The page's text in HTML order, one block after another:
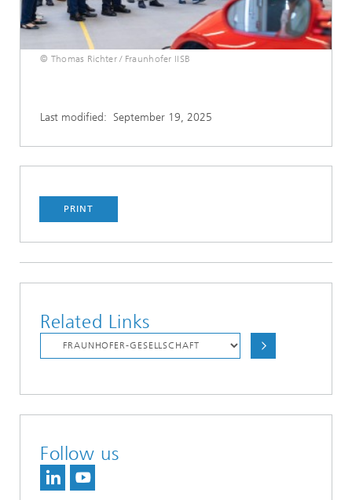
© Thomas Richter / Fraunhofer IISB
Last modified: September 19, 2025
PRINT
Related Links
Follow us